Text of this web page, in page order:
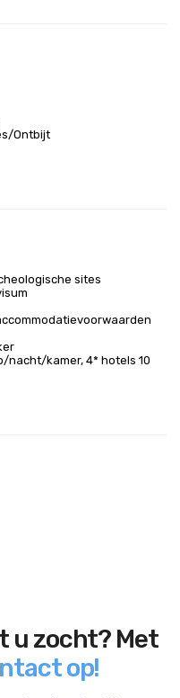
Ontbijt
sites
nacht/kamer, 4* hotels 10
u zocht? Met
op!